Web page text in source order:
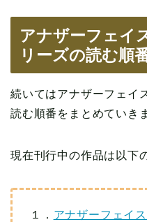
アナザーフェイ
リーズの読む順
続いてはアナザーフェイ
読む順番をまとめていき
現在刊行中の作品は以下
１． アナザーフェイ